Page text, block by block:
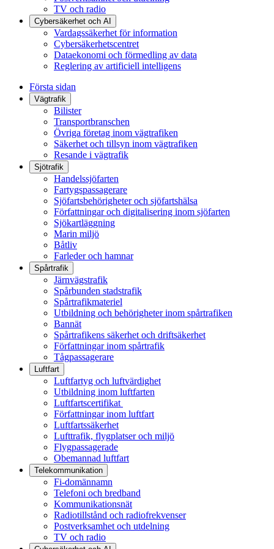
TV och radio
Cybersäkerhet och AI
Vardagssäkerhet för information
Cybersäkerhetscentret
Dataekonomi och förmedling av data
Reglering av artificiell intelligens
Första sidan
Vägtrafik
Bilister
Transportbranschen
Övriga företag inom vägtrafiken
Säkerhet och tillsyn inom vägtrafiken
Resande i vägtrafik
Sjötrafik
Handelssjöfarten
Fartygspassagerare
Sjöfartsbehörigheter och sjöfartshälsa
Författningar och digitalisering inom sjöfarten
Sjökartläggning
Marin miljö
Båtliv
Farleder och hamnar
Spårtrafik
Järnvägstrafik
Spårbunden stadstrafik
Spårtrafikmateriel
Utbildning och behörigheter inom spårtrafiken
Bannät
Spårtrafikens säkerhet och driftsäkerhet
Författningar inom spårtrafik
Tågpassagerare
Luftfart
Luftfartyg och luftvärdighet
Utbildning inom luftfarten
Luftfartscertifikat
Författningar inom luftfart
Luftfartssäkerhet
Lufttrafik, flygplatser och miljö
Flygpassagerade
Obemannad luftfart
Telekommunikation
Fi-domännamn
Telefoni och bredband
Kommunikationsnät
Radiotillstånd och radiofrekvenser
Postverksamhet och utdelning
TV och radio